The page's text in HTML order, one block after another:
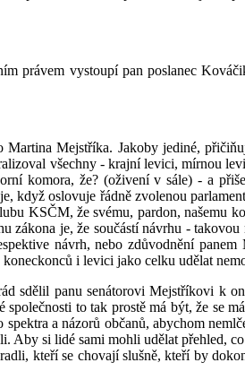
právem vystoupí pan poslanec
Mejstříka. Jakoby jediné,
všechny - krajní levici, mírnou
komora, že? (oživení v sále) - a
když oslovuje řádně zvolenou
KSČM, že svému, pardon,
zákona je, že součástí návrhu -
návrh, nebo zdůvodnění
i levici jako celku udělat
sdělil panu senátorovi Mejstříkovi k
to tak prostě má být, že
a názorů občanů, abychom
si lidé sami mohli udělat přehled,
kteří se chovají slušně, kteří by